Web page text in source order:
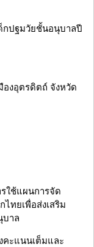
กปฐมวัยชั้นอนุบาลปี
องอุตรดิตถ์ จังหวัด
ใช้แผนการจัด
ทยเพื่อส่งเสริม
บาล
คะแนนเต็มและ